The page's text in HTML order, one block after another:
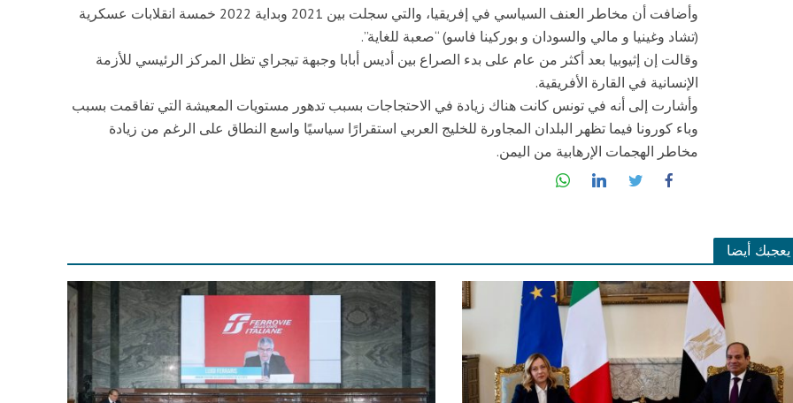
وأضافت أن مخاطر العنف السياسي في إفريقيا، والتي سجلت بين 2021 وبداية 2022 خمسة انقلابات عسكرية
(تشاد وغينيا و مالي والسودان و بوركينا فاسو) “صعبة للغاية”.
وقالت إن إثيوبيا بعد أكثر من عام على بدء الصراع بين أديس أبابا وجبهة تيجراي تظل المركز الرئيسي للأزمة
الإنسانية في القارة الأفريقية.
وأشارت إلى أنه في تونس كانت هناك زيادة في الاحتجاجات بسبب تدهور مستويات المعيشة التي تفاقمت بسبب
وباء كورونا فيما تظهر البلدان المجاورة للخليج العربي استقرارًا سياسيًا واسع النطاق على الرغم من زيادة
مخاطر الهجمات الإرهابية من اليمن.
يعجبك أيضا